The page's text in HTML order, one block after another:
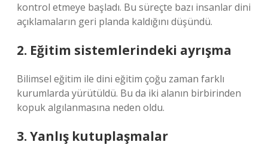
kontrol etmeye başladı. Bu süreçte bazı insanlar dini
açıklamaların geri planda kaldığını düşündü.
2. Eğitim sistemlerindeki ayrışma
Bilimsel eğitim ile dini eğitim çoğu zaman farklı
kurumlarda yürütüldü. Bu da iki alanın birbirinden
kopuk algılanmasına neden oldu.
3. Yanlış kutuplaşmalar